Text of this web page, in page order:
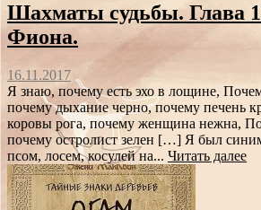
Шахматы судьбы. Глава
Фиона.
16.11.2017
Я знаю, почему есть эхо в лощине,
почему дыхание черно, почему печень
коровы рога, почему женщина нежна,
почему остролист зелен […] Я был
псом, лосем, косулей на... Читать далее